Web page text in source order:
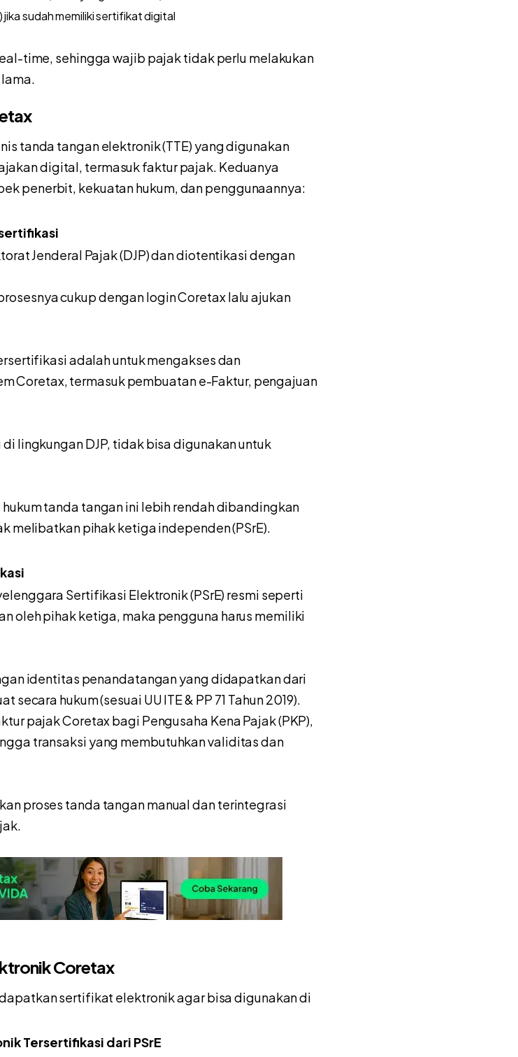
sudah memiliki sertifikat digital
time, sehingga wajib pajak tidak perlu melakukan
tanda tangan elektronik (TTE) yang digunakan
digital, termasuk faktur pajak. Keduanya
penerbit, kekuatan hukum, dan penggunaannya:
Jenderal Pajak (DJP) dan diotentikasi dengan
cukup dengan login Coretax lalu ajukan
adalah untuk mengakses dan
Coretax, termasuk pembuatan e-Faktur, pengajuan
lingkungan DJP, tidak bisa digunakan untuk
tanda tangan ini lebih rendah dibandingkan
melibatkan pihak ketiga independen (PSrE).
Sertifikasi Elektronik (PSrE) resmi seperti
oleh pihak ketiga, maka pengguna harus memiliki
identitas penandatangan yang didapatkan dari
hukum (sesuai UU ITE & PP 71 Tahun 2019).
pajak Coretax bagi Pengusaha Kena Pajak (PKP),
transaksi yang membutuhkan validitas dan
proses tanda tangan manual dan terintegrasi
Coretax
sertifikat elektronik agar bisa digunakan di
Tersertifikasi dari PSrE